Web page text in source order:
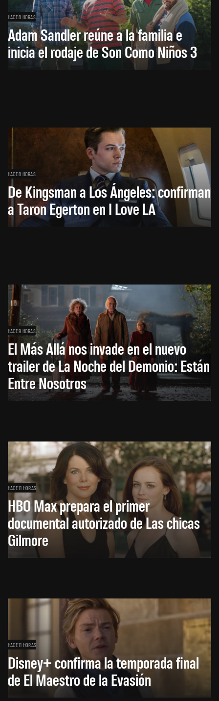
HACE 8 HORAS
Adam Sandler reúne a la familia e
inicia el rodaje de Son Como Niños 3
HACE 8 HORAS
De Kingsman a Los Ángeles: confirman
a Taron Egerton en I Love LA
HACE 9 HORAS
El Más Allá nos invade en el nuevo
trailer de La Noche del Demonio: Están
Entre Nosotros
HACE 11 HORAS
HBO Max prepara el primer
documental autorizado de Las chicas
Gilmore
HACE 11 HORAS
Disney+ confirma la temporada final
de El Maestro de la Evasión